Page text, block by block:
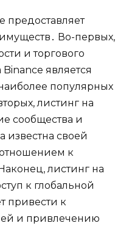
предоставляет
Во-первых‚
и торгового
является
популярных
листинг на
сообщества и
известна своей
к
листинг на
к глобальной
привести к
и привлечению